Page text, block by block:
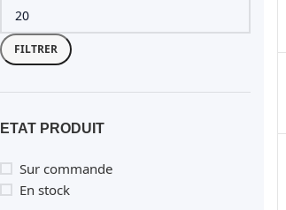
FILTRER
ETAT PRODUIT
Sur commande
En stock